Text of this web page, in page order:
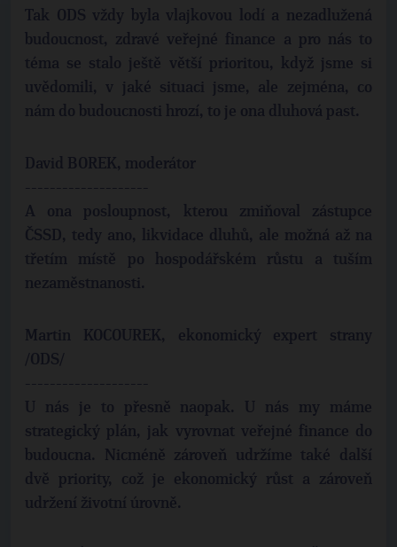
Tak ODS vždy byla vlajkovou lodí a nezadlužená
budoucnost, zdravé veřejné finance a pro nás to
téma se stalo ještě větší prioritou, když jsme si
uvědomili, v jaké situaci jsme, ale zejména, co
nám do budoucnosti hrozí, to je ona dluhová past.
David BOREK, moderátor
--------------------
A ona posloupnost, kterou zmiňoval zástupce
ČSSD, tedy ano, likvidace dluhů, ale možná až na
třetím místě po hospodářském růstu a tuším
nezaměstnanosti.
Martin KOCOUREK, ekonomický expert strany
/ODS/
--------------------
U nás je to přesně naopak. U nás my máme
strategický plán, jak vyrovnat veřejné finance do
budoucna. Nicméně zároveň udržíme také další
dvě priority, což je ekonomický růst a zároveň
udržení životní úrovně.